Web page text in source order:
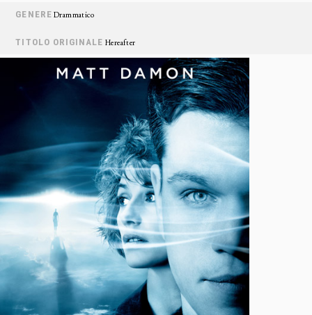
GENERE Drammatico
TITOLO ORIGINALE Hereafter